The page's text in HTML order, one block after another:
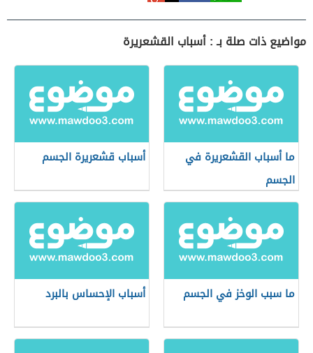
مواضيع ذات صلة بـ : أسباب القشعريرة
ما أسباب القشعريرة في
الجسم
أسباب قشعريرة الجسم
ما سبب الوخز في الجسم أسباب الإحساس بالبرد